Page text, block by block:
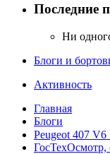
Последние
Ни
Блоги и
Активность
Главная
Блоги
Peugeot 407
ГосТехОсмотр,